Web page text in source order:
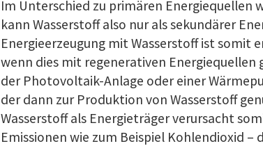
Im Unterschied zu primären Energiequellen
kann Wasserstoff also nur als sekundärer
Energieerzeugung mit Wasserstoff ist somit
wenn dies mit regenerativen Energiequellen
der Photovoltaik-Anlage oder einer
der dann zur Produktion von Wasserstoff
Wasserstoff als Energieträger verursacht
Emissionen wie zum Beispiel Kohlendioxid –